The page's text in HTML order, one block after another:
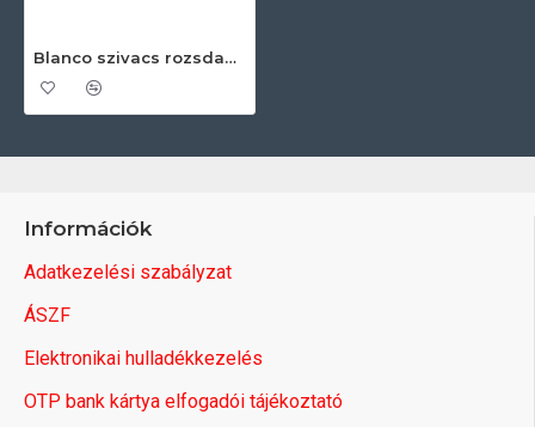
Blanco szivacs rozsdamentes és DURINOX felületekhez (2 db/cs) 123279 Tisztítószer
Információk
Adatkezelési szabályzat
ÁSZF
Elektronikai hulladékkezelés
OTP bank kártya elfogadói tájékoztató